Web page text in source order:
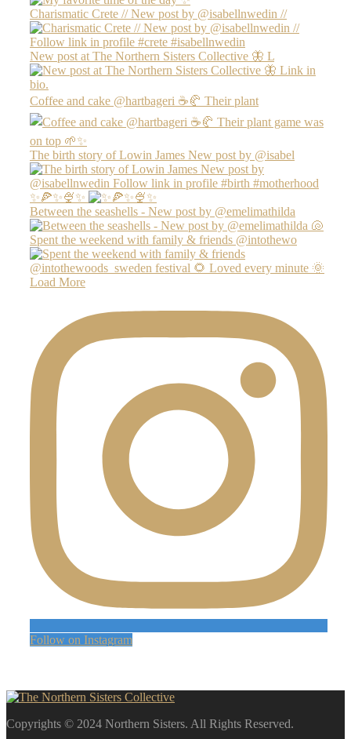
Charismatic Crete // New post by @isabellnwedin //
New post at The Northern Sisters Collective 🦋 L
Coffee and cake @hartbageri ☕️🥐 Their plant
The birth story of Lowin James New post by @isabel
✨🍕✨🍨✨
Between the seashells - New post by @emelimathilda
Spent the weekend with family & friends @intothewo
Load More
Follow on Instagram
Copyrights © 2024 Northern Sisters. All Rights Reserved.